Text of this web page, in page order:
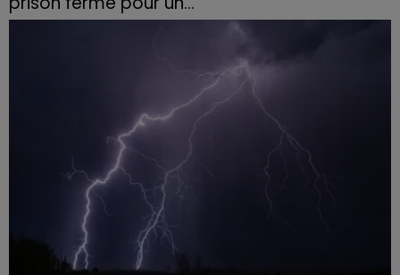
Le tribunal a également prononcé l'annulation de son